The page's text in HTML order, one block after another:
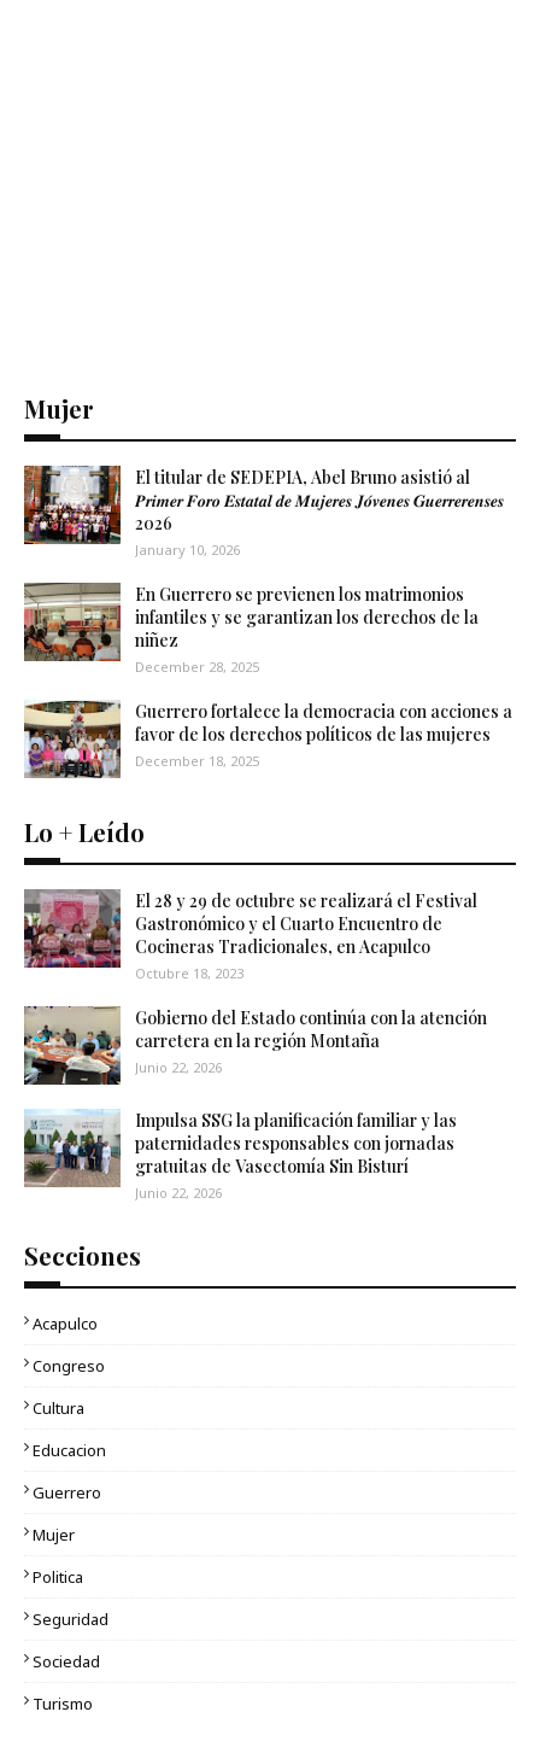
Mujer
El titular de SEDEPIA, Abel Bruno asistió al
𝑷𝒓𝒊𝒎𝒆𝒓 𝑭𝒐𝒓𝒐 𝑬𝒔𝒕𝒂𝒕𝒂𝒍 𝒅𝒆 𝑴𝒖𝒋𝒆𝒓𝒆𝒔 𝑱𝒐́𝒗𝒆𝒏𝒆𝒔 𝑮𝒖𝒆𝒓𝒓𝒆𝒓𝒆𝒏𝒔𝒆𝒔
2026
January 10, 2026
En Guerrero se previenen los matrimonios
infantiles y se garantizan los derechos de la
niñez
December 28, 2025
Guerrero fortalece la democracia con acciones a
favor de los derechos políticos de las mujeres
December 18, 2025
Lo + Leído
El 28 y 29 de octubre se realizará el Festival
Gastronómico y el Cuarto Encuentro de
Cocineras Tradicionales, en Acapulco
Octubre 18, 2023
Gobierno del Estado continúa con la atención
carretera en la región Montaña
Junio 22, 2026
Impulsa SSG la planificación familiar y las
paternidades responsables con jornadas
gratuitas de Vasectomía Sin Bisturí
Junio 22, 2026
Secciones
Acapulco
Congreso
Cultura
Educacion
Guerrero
Mujer
Politica
Seguridad
Sociedad
Turismo